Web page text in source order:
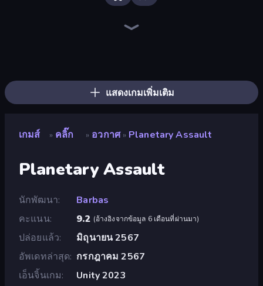
แสดงเกมเพิ่มเติม
เกมส์ » คลิ๊ก » อวกาศ » Planetary Assault
Planetary Assault
นักพัฒนา
Barbas
คะแนน
9.2 (อ้างอิงจากข้อมูล 6 เดือนที่ผ่านมา)
ปล่อยแล้ว
มิถุนายน 2567
อัพเดทล่าสุด กรกฎาคม 2567
เอ็นจิ้นเกม
Unity 2023